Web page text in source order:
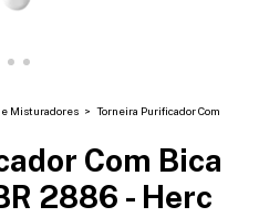
e Misturadores > Torneira Purificador Com
Com Bica
2886 - Herc